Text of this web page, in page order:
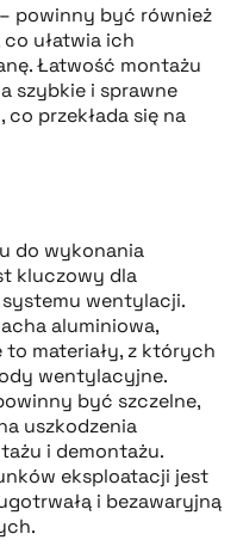
– powinny być również
ułatwia ich
Łatwość montażu
szybkie i sprawne
przekłada się na
do wykonania
kluczowy dla
wentylacji.
aluminiowa,
materiały, z których
wentylacyjne.
być szczelne,
uszkodzenia
i demontażu.
eksploatacji jest
i bezawaryjną